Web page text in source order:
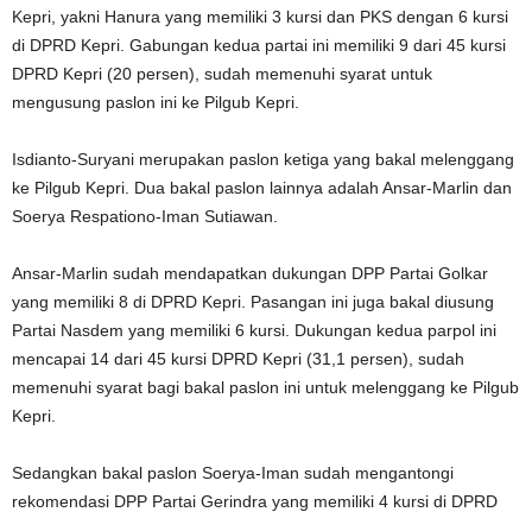
Kepri, yakni Hanura yang memiliki 3 kursi dan PKS dengan 6 kursi
di DPRD Kepri. Gabungan kedua partai ini memiliki 9 dari 45 kursi
DPRD Kepri (20 persen), sudah memenuhi syarat untuk
mengusung paslon ini ke Pilgub Kepri.
Isdianto-Suryani merupakan paslon ketiga yang bakal melenggang
ke Pilgub Kepri. Dua bakal paslon lainnya adalah Ansar-Marlin dan
Soerya Respationo-Iman Sutiawan.
Ansar-Marlin sudah mendapatkan dukungan DPP Partai Golkar
yang memiliki 8 di DPRD Kepri. Pasangan ini juga bakal diusung
Partai Nasdem yang memiliki 6 kursi. Dukungan kedua parpol ini
mencapai 14 dari 45 kursi DPRD Kepri (31,1 persen), sudah
memenuhi syarat bagi bakal paslon ini untuk melenggang ke Pilgub
Kepri.
Sedangkan bakal paslon Soerya-Iman sudah mengantongi
rekomendasi DPP Partai Gerindra yang memiliki 4 kursi di DPRD